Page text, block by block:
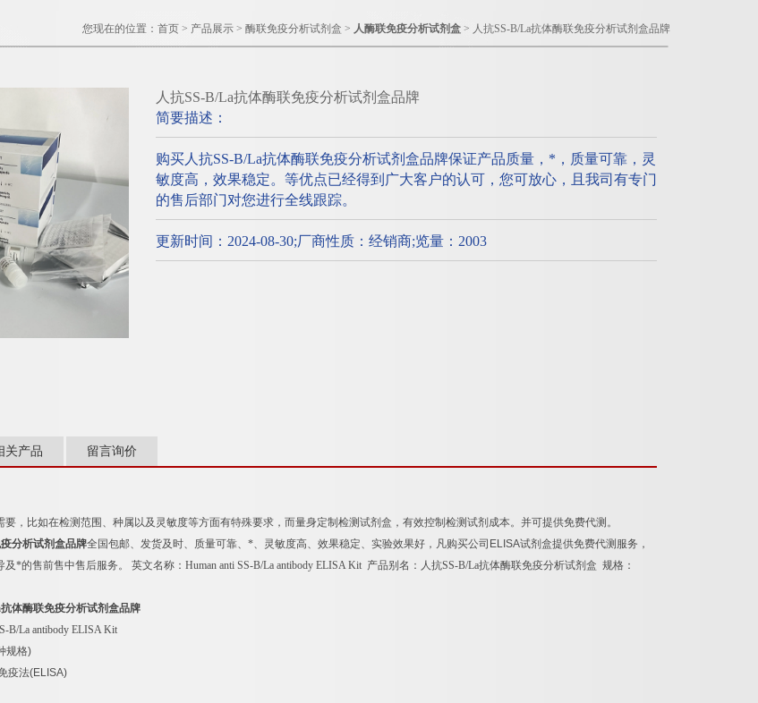
您现在的位置： 首页 > 产品展示 > 酶联免疫分析试剂盒 > 人酶联免疫分析试剂盒 > 人抗SS-B/La抗体酶联免疫分析试剂盒品牌
人抗SS-B/La抗体酶联免疫分析试剂盒品牌
简要描述：
购买人抗SS-B/La抗体酶联免疫分析试剂盒品牌保证产品质量，*，质量可靠，灵
敏度高，效果稳定。等优点已经得到广大客户的认可，您可放心，且我司有专门
的售后部门对您进行全线跟踪。
更新时间：2024-08-30;厂商性质：经销商;览量：2003
关产品 留言询价
，比如在检测范围、种属以及灵敏度等方面有特殊要求，而量身定制检测试剂盒，有效控制检测试剂成本。并可提供免费代测。
分析试剂盒品牌全国包邮、发货及时、质量可靠、*、灵敏度高、效果稳定、实验效果好，凡购买公司 ELISA试剂盒提供免费代测服务，
*的售前售中售后服务。
英文名称： Human anti SS-B/La antibody ELISA Kit 产品别名： 人抗SS-B/La抗体酶联免疫分析试剂盒 规格：
抗体酶联免疫分析试剂盒品牌
B/La antibody ELISA Kit
规格)
疫法(ELISA)